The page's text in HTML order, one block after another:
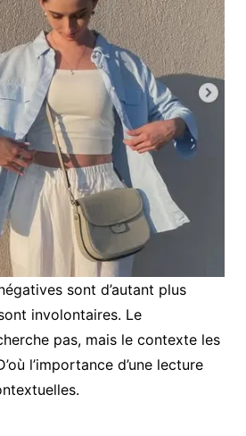
sont d’autant plus
involontaires. Le
pas, mais le contexte les
l’importance d’une lecture